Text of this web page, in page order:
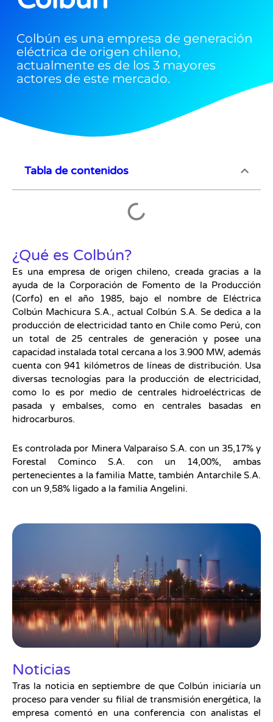
Colbún es una empresa de generación
eléctrica de origen chileno,
actualmente es de los 3 mayores
actores de este mercado.
Tabla de contenidos
¿Qué es Colbún?
Es una empresa de origen chileno, creada gracias a la
ayuda de la Corporación de Fomento de la Producción
(Corfo) en el año 1985, bajo el nombre de Eléctrica
Colbún Machicura S.A., actual Colbún S.A. Se dedica a la
producción de electricidad tanto en Chile como Perú, con
un total de 25 centrales de generación y posee una
capacidad instalada total cercana a los 3.900 MW, además
cuenta con 941 kilómetros de líneas de distribución. Usa
diversas tecnologías para la producción de electricidad,
como lo es por medio de centrales hidroeléctricas de
pasada y embalses, como en centrales basadas en
hidrocarburos.
Es controlada por Minera Valparaíso S.A. con un 35,17% y
Forestal Cominco S.A. con un 14,00%, ambas
pertenecientes a la familia Matte, también Antarchile S.A.
con un 9,58% ligado a la familia Angelini.
Noticias
Tras la noticia en septiembre de que Colbún iniciaría un
proceso para vender su filial de transmisión energética, la
empresa comentó en una conferencia con analistas el